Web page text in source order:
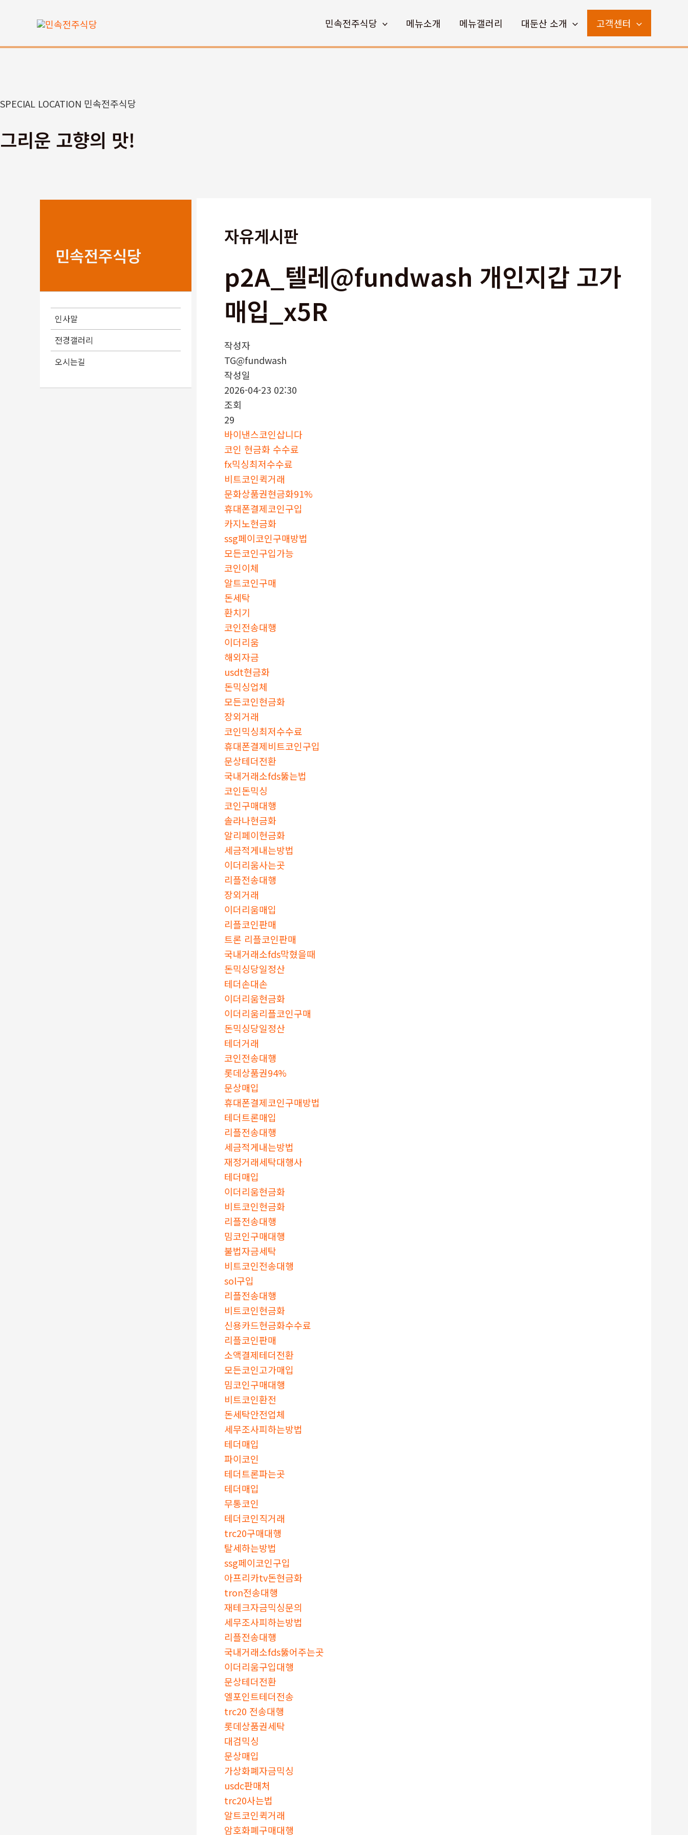
로
기
민속전주식당 메뉴소개 메뉴갤러리 대둔산 소개 고객센터
SPECIAL LOCATION 민속전주식당
그리운 고향의 맛!
민속전주식당
인사말
전경갤러리
오시는길
자유게시판
p2A_텔레@fundwash 개인지갑 고가
매입_x5R
작성자
TG@fundwash
작성일
2026-04-23 02:30
조회
29
바이낸스코인삽니다
코인 현금화 수수료
fx믹싱최저수수료
비트코인퀵거래
문화상품권현금화91%
휴대폰결제코인구입
카지노현금화
ssg페이코인구매방법
모든코인구입가능
코인이체
알트코인구매
돈세탁
환치기
코인전송대행
이더리움
해외자금
usdt현금화
돈믹싱업체
모든코인현금화
장외거래
코인믹싱최저수수료
휴대폰결제비트코인구입
문상테더전환
국내거래소fds뚫는법
코인돈믹싱
코인구매대행
솔라나현금화
알리페이현금화
세금적게내는방법
이더리움사는곳
리플전송대행
장외거래
이더리움매입
리플코인판매
트론 리플코인판매
국내거래소fds막혔을때
돈믹싱당일정산
테더손대손
이더리움현금화
이더리움리플코인구매
돈믹싱당일정산
테더거래
코인전송대행
롯데상품권94%
문상매입
휴대폰결제코인구매방법
테더트론매입
리플전송대행
세금적게내는방법
재정거래세탁대행사
테더매입
이더리움현금화
비트코인현금화
리플전송대행
밈코인구매대행
불법자금세탁
비트코인전송대행
sol구입
리플전송대행
비트코인현금화
신용카드현금화수수료
리플코인판매
소액결제테더전환
모든코인고가매입
밈코인구매대행
비트코인환전
돈세탁안전업체
세무조사피하는방법
테더매입
파이코인
테더트론파는곳
테더매입
무통코인
테더코인직거래
trc20구매대행
탈세하는방법
ssg페이코인구입
아프리카tv돈현금화
tron전송대행
재테크자금믹싱문의
세무조사피하는방법
리플전송대행
국내거래소fds뚫어주는곳
이더리움구입대행
문상테더전환
엘포인트테더전송
trc20 전송대행
롯데상품권세탁
대검믹싱
문상매입
가상화폐자금믹싱
usdc판매처
trc20사는법
알트코인퀵거래
암호화폐구매대행